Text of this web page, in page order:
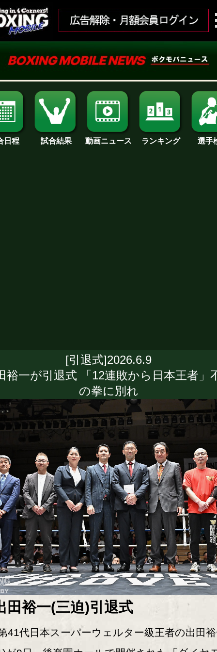
日程 試合結果 動画ニュース ランキング 選手
[引退式]2026.6.9
裕一が引退式 「12連敗から日本王者」
の拳に別れ
田裕一(三迫)引退式
代日本スーパーウェルター級王者の出田